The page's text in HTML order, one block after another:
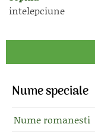
intelepciune
Nume speciale
Nume romanesti